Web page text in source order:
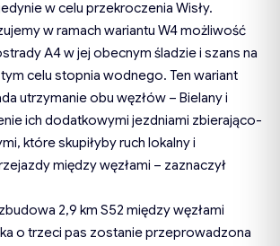
w celu przekroczenia Wisły.
w ramach wariantu W4 możliwość
A4 w jej obecnym śladzie i szans na
celu stopnia wodnego. Ten wariant
utrzymanie obu węzłów – Bielany i
ich dodatkowymi jezdniami zbierająco-
które skupiłyby ruch lokalny i
między węzłami – zaznaczył
2,9 km S52 między węzłami
o trzeci pas zostanie przeprowadzona